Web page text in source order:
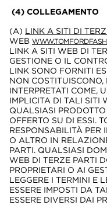
(4) COLLEGAMENTO
(A) LINK A SITI DI
WEB
LINK A SITI WEB DI
GESTIONE O IL
LINK SONO FORNITI
NON COSTITUISCONO,
INTERPRETATI COME,
IMPLICITA DI TALI SITI
QUALSIASI
OFFERTO SU DI ESSI.
RESPONSABILITÀ PER
O ALTRO IN
PARTI. QUALSIASI
WEB DI TERZE PARTI
PROPRIETARI O AI
LEGGERE I TERMINI E
ESSERE IMPOSTI DA
ESSERE DIVERSI DAI